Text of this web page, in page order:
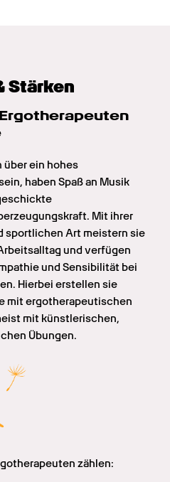
Stärken
ein hohes
haben Spaß an Musik
Mit ihrer
sportlichen Art meistern sie
und verfügen
und Sensibilität bei
Hierbei erstellen sie
mit ergotherapeutischen
mit künstlerischen,
Übungen.
zählen: